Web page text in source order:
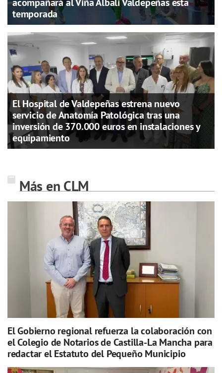
acompañará al Viña Albali Valdepeñas esta
temporada
El Hospital de Valdepeñas estrena nuevo
servicio de Anatomía Patológica tras una
inversión de 370.000 euros en instalaciones y
equipamiento
Más en CLM
El Gobierno regional refuerza la colaboración con
el Colegio de Notarios de Castilla-La Mancha para
redactar el Estatuto del Pequeño Municipio